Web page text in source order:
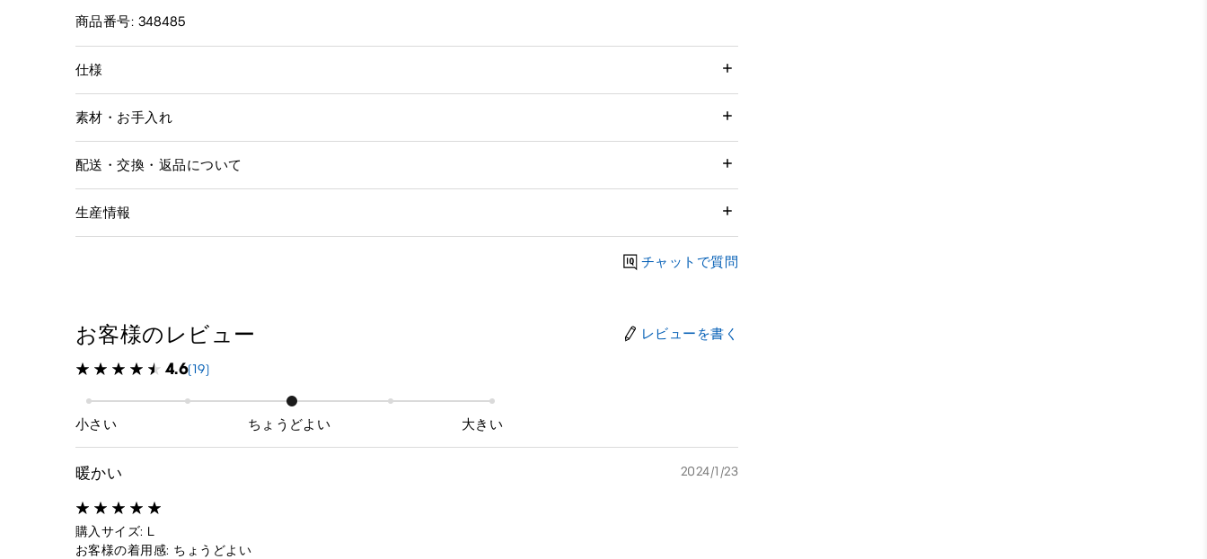
商品番号: 348485
仕様
素材・お手入れ
配送・交換・返品について
生産情報
チャットで質問
お客様のレビュー レビューを書く
4.6(19)
小さい ちょうどよい 大きい
暖かい 2024/1/23
購入サイズ: L
お客様の着用感: ちょうどよい